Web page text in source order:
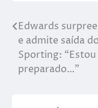
Edwards
e admite saída do
Sporting: “Estou
preparado…”